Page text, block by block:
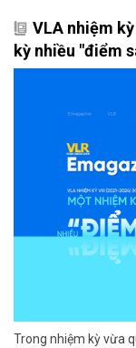
VLA nhiệm
kỳ nhiều "điểm
Trong nhiệm kỳ vừa